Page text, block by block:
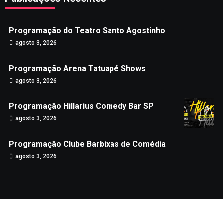
Programação do Teatro Santo Agostinho
agosto 3, 2026
Programação Arena Tatuapé Shows
agosto 3, 2026
Programação Hillarius Comedy Bar SP
agosto 3, 2026
Programação Clube Barbixas de Comédia
agosto 3, 2026